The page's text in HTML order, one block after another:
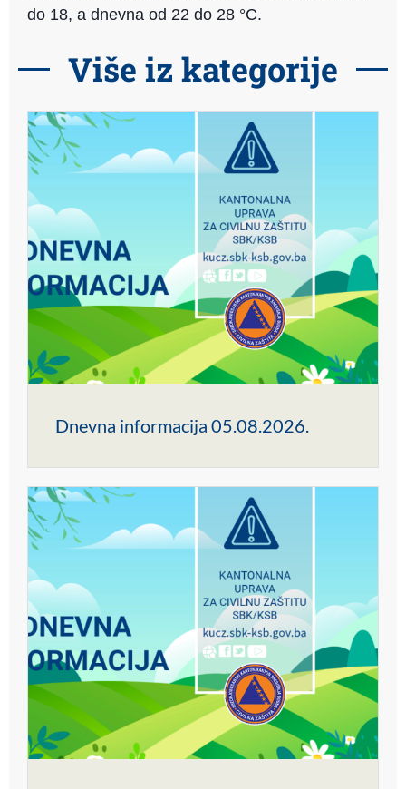
do 18, a dnevna od 22 do 28 °C.
Više iz kategorije
Dnevna informacija 05.08.2026.